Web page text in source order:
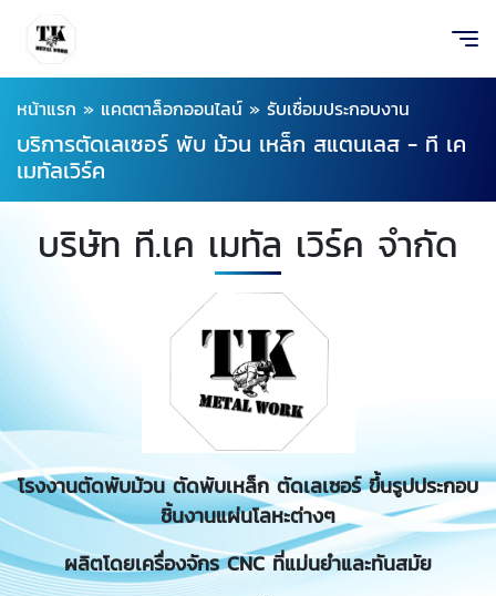
หน้าแรก » แคตตาล็อกออนไลน์ » รับเชื่อมประกอบงาน
บริการตัดเลเซอร์ พับ ม้วน เหล็ก สแตนเลส - ที เค
เมทัลเวิร์ค
บริษัท ที.เค เมทัล เวิร์ค จำกัด
โรงงานตัดพับม้วน ตัดพับเหล็ก ตัดเลเซอร์ ขึ้นรูปประกอบ
ชิ้นงานแผ่นโลหะต่างๆ
ผลิตโดยเครื่องจักร CNC ที่แม่นยำและทันสมัย